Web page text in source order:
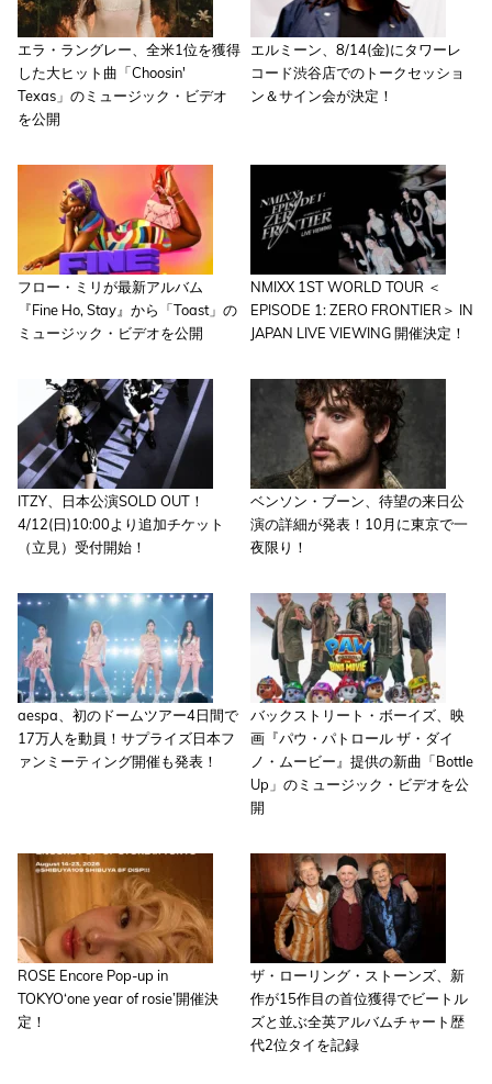
エラ・ラングレー、全米1位を獲得
した大ヒット曲「Choosin'
Texas」のミュージック・ビデオ
を公開
エルミーン、8/14(金)にタワーレ
コード渋谷店でのトークセッショ
ン＆サイン会が決定！
フロー・ミリが最新アルバム
『Fine Ho, Stay』から「Toast」の
ミュージック・ビデオを公開
NMIXX 1ST WORLD TOUR ＜
EPISODE 1: ZERO FRONTIER＞ IN
JAPAN LIVE VIEWING 開催決定！
ITZY、日本公演SOLD OUT！
4/12(日)10:00より追加チケット
（立見）受付開始！
ベンソン・ブーン、待望の来日公
演の詳細が発表！10月に東京で一
夜限り！
aespa、初のドームツアー4日間で
17万人を動員！サプライズ日本フ
ァンミーティング開催も発表！
バックストリート・ボーイズ、映
画『パウ・パトロール ザ・ダイ
ノ・ムービー』提供の新曲「Bottle
Up」のミュージック・ビデオを公
開
ROSE Encore Pop-up in
TOKYO‘one year of rosie’開催決
定！
ザ・ローリング・ストーンズ、新
作が15作目の首位獲得でビートル
ズと並ぶ全英アルバムチャート歴
代2位タイを記録